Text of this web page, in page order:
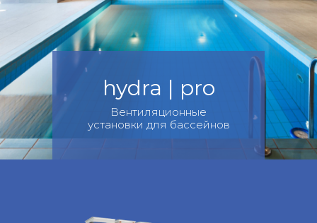
hydra | pro
Вентиляционные
установки для бассейнов